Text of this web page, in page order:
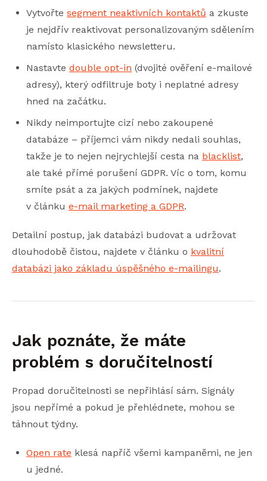
Vytvořte segment neaktivních kontaktů a zkuste
je nejdřív reaktivovat personalizovaným sdělením
namísto klasického newsletteru.
Nastavte double opt-in (dvojité ověření e-mailové
adresy), který odfiltruje boty i neplatné adresy
hned na začátku.
Nikdy neimportujte cizí nebo zakoupené
databáze – příjemci vám nikdy nedali souhlas,
takže je to nejen nejrychlejší cesta na blacklist,
ale také přímé porušení GDPR. Víc o tom, komu
smíte psát a za jakých podmínek, najdete
v článku e-mail marketing a GDPR.
Detailní postup, jak databázi budovat a udržovat
dlouhodobě čistou, najdete v článku o kvalitní
databázi jako základu úspěšného e-mailingu.
Jak poznáte, že máte
problém s doručitelností
Propad doručitelnosti se nepřihlásí sám. Signály
jsou nepřímé a pokud je přehlédnete, mohou se
táhnout týdny.
Open rate klesá napříč všemi kampaněmi, ne jen
u jedné.